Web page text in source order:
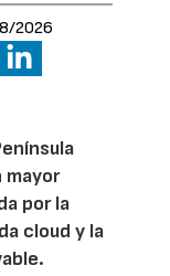
2026
mayor
por la
cloud y la